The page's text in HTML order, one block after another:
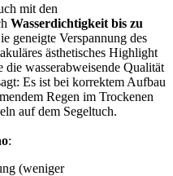
mit den
Wasserdichtigkeit bis zu
geneigte Verspannung des
ästhetisches Highlight
wasserabweisende Qualität
Es ist bei korrektem Aufbau
Regen im Trockenen
auf dem Segeltuch.
:
(weniger